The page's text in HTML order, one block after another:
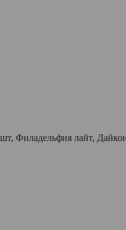
Филадельфия лайт,